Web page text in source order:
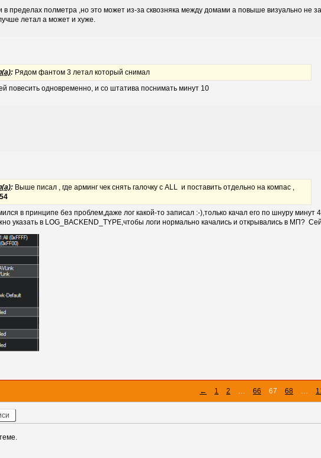
пределах полметра ,но это может из-за сквозняка между домами а повыше визуально не
летал а может и хуже.
: Рядом фантом 3 летал который снимал
повесить одновременно, и со штатива поснимать минут 10
: Выше писал , где арминг чек снять галочку с ALL и поставить отдельно на компас ,
в принципе без проблем,даже лог какой-то записал :-),только качал его по шнуру минут
указать в LOG_BACKEND_TYPE,чтобы логи нормально качались и открывались в МП?
← 1 2 … 66 67 68 …